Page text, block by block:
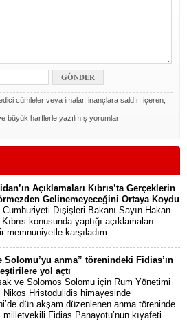
cümleler veya imalar, inançlara saldırı içeren,
büyük harflerle yazılmış yorumlar
Açıklamaları Kıbrıs’ta Gerçeklerin
Gelinemeyeceğini Ortaya Koydu
Cumhuriyeti Dışişleri Bakanı Sayın Hakan
Kıbrıs konusunda yaptığı açıklamaları
memnuniyetle karşıladım.
Solomu’yu anma” törenindeki Fidias’ın
yol açtı
ve Solomos Solomu için Rum Yönetimi
Nikos Hristodulidis himayesinde
dün akşam düzenlenen anma töreninde
milletvekili Fidias Panayotu’nun kıyafeti